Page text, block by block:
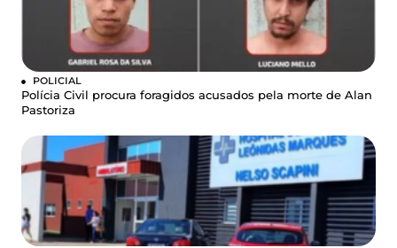
POLICIAL
Polícia Civil procura foragidos acusados pela morte de Alan
Pastoriza